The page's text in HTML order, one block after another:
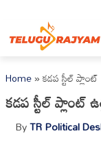
Home»కడప స్టీల్
కడప స్టీల్ ప్లాంట్
ByTR Political